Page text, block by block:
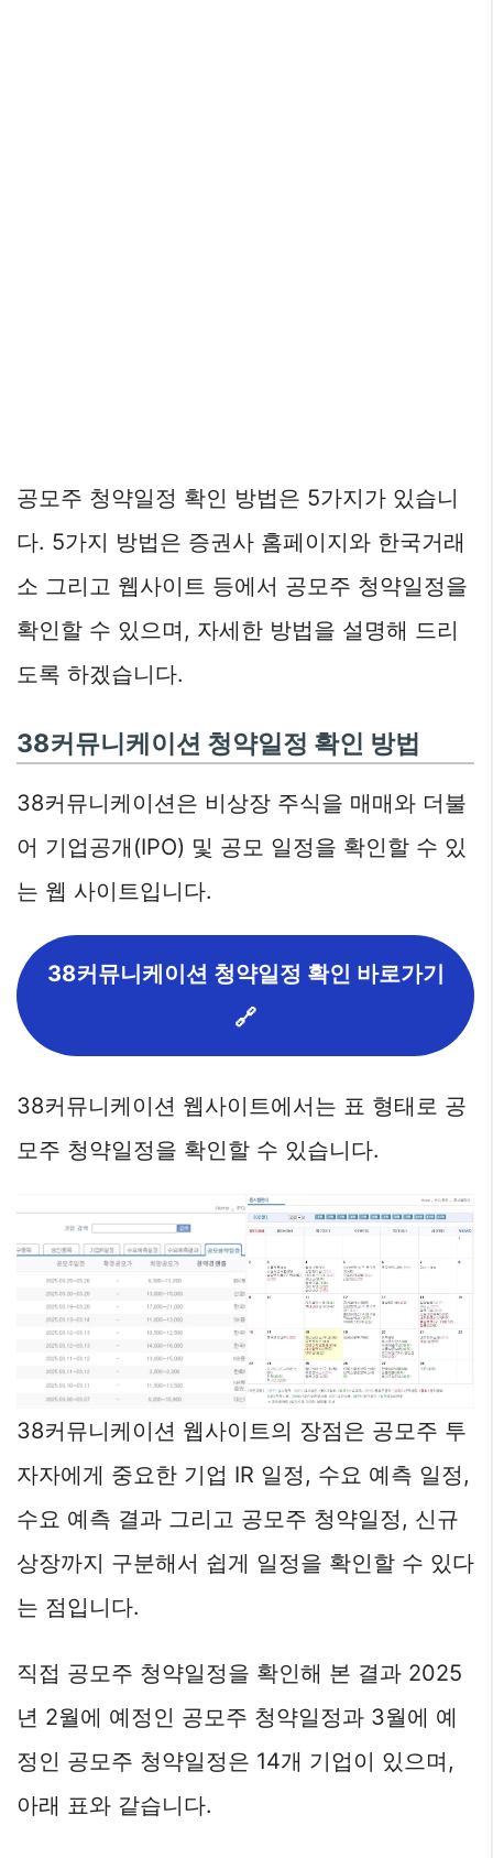
공모주 청약일정 확인 방법은 5가지가 있습니
다. 5가지 방법은 증권사 홈페이지와 한국거래
소 그리고 웹사이트 등에서 공모주 청약일정을
확인할 수 있으며, 자세한 방법을 설명해 드리
도록 하겠습니다.
38커뮤니케이션 청약일정 확인 방법
38커뮤니케이션은 비상장 주식을 매매와 더불
어 기업공개(IPO) 및 공모 일정을 확인할 수 있
는 웹 사이트입니다.
38커뮤니케이션 청약일정 확인 바로가기
🔗
38커뮤니케이션 웹사이트에서는 표 형태로 공
모주 청약일정을 확인할 수 있습니다.
38커뮤니케이션 웹사이트의 장점은 공모주 투
자자에게 중요한 기업 IR 일정, 수요 예측 일정,
수요 예측 결과 그리고 공모주 청약일정, 신규
상장까지 구분해서 쉽게 일정을 확인할 수 있다
는 점입니다.
직접 공모주 청약일정을 확인해 본 결과 2025
년 2월에 예정인 공모주 청약일정과 3월에 예
정인 공모주 청약일정은 14개 기업이 있으며,
아래 표와 같습니다.